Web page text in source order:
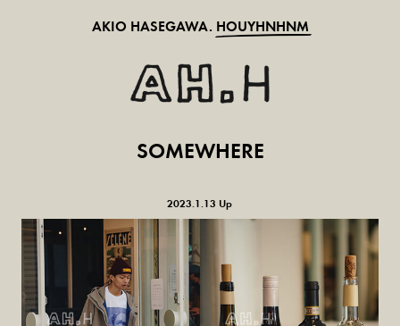
AKIO HASEGAWA. HOUYHNHNM
SOMEWHERE
2023.1.13 Up